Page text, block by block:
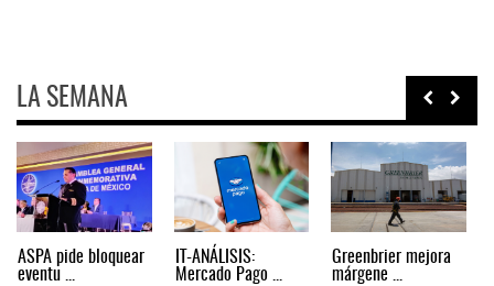
LA SEMANA
Miguel Ángel Bres
encabez ...
IT-ANÁLISIS: Puerto
Lázar ...
La ATTRAPI licita
red de ...